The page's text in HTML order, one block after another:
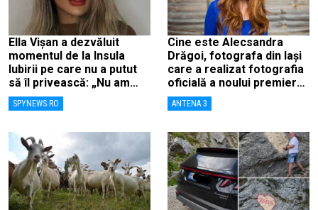
Ella Vișan a dezvăluit
momentul de la Insula
Iubirii pe care nu a putut
să îl privească: „Nu am
curajul”
SPYNEWS.RO
Cine este Alecsandra
Drăgoi, fotografa din Iași
care a realizat fotografia
oficială a noului premier
britanic, Andy Burnham
ANTENA 3